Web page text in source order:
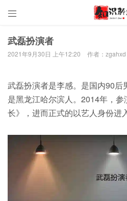

武磊扮演者
2021年9月30日 上午12:20 作者：zgahxd
武磊扮演者是李感。是国内90后
是黑龙江哈尔滨人。2014年，
长》，进而正式的以艺人身份进